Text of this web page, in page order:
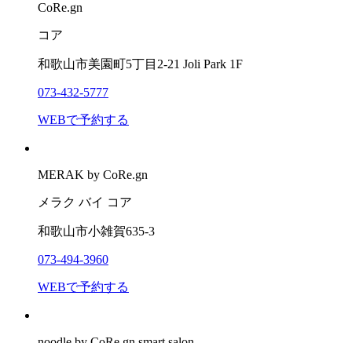
CoRe.gn
コア
和歌山市美園町5丁目2-21 Joli Park 1F
073-432-5777
WEBで予約する
MERAK by CoRe.gn
メラク バイ コア
和歌山市小雑賀635-3
073-494-3960
WEBで予約する